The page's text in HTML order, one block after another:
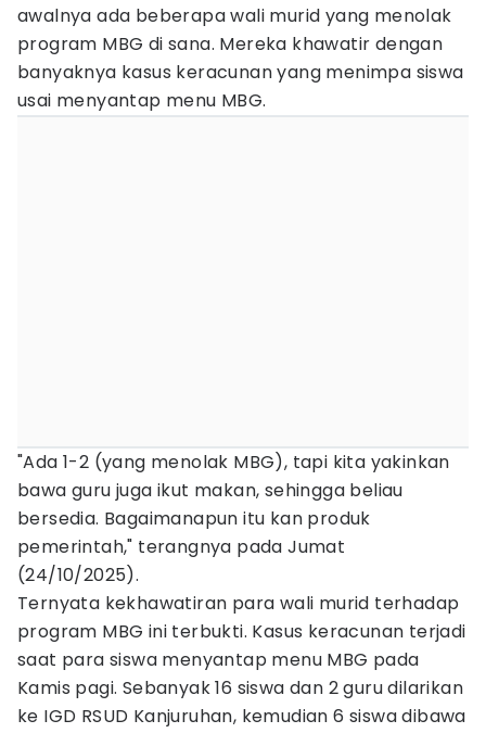
awalnya ada beberapa wali murid yang menolak
program MBG di sana. Mereka khawatir dengan
banyaknya kasus keracunan yang menimpa siswa
usai menyantap menu MBG.
"Ada 1-2 (yang menolak MBG), tapi kita yakinkan
bawa guru juga ikut makan, sehingga beliau
bersedia. Bagaimanapun itu kan produk
pemerintah," terangnya pada Jumat
(24/10/2025).
Ternyata kekhawatiran para wali murid terhadap
program MBG ini terbukti. Kasus keracunan terjadi
saat para siswa menyantap menu MBG pada
Kamis pagi. Sebanyak 16 siswa dan 2 guru dilarikan
ke IGD RSUD Kanjuruhan, kemudian 6 siswa dibawa